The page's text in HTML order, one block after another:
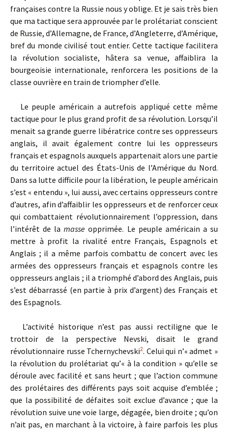
françaises contre la Russie nous y oblige. Et je sais très bien
que ma tactique sera approuvée par le prolétariat conscient
de Russie, d’Allemagne, de France, d’Angleterre, d’Amérique,
bref du monde civilisé tout entier. Cette tactique facilitera
la révolution socialiste, hâtera sa venue, affaiblira la
bourgeoisie internationale, renforcera les positions de la
classe ouvrière en train de triompher d’elle.
Le peuple américain a autrefois appliqué cette même
tactique pour le plus grand profit de sa révolution. Lorsqu’il
menait sa grande guerre libératrice contre ses oppresseurs
anglais, il avait également contre lui les oppresseurs
français et espagnols auxquels appartenait alors une partie
du territoire actuel des États-Unis de l’Amérique du Nord.
Dans sa lutte difficile pour la libération, le peuple américain
s’est « entendu », lui aussi, avec certains oppresseurs contre
d’autres, afin d’affaiblir les oppresseurs et de renforcer ceux
qui combattaient révolutionnairement l’oppression, dans
l’intérêt de lamasse opprimée. Le peuple américain a su
mettre à profit la rivalité entre Français, Espagnols et
Anglais ; il a même parfois combattu de concert avec les
armées des oppresseurs français et espagnols contre les
oppresseurs anglais ; il a triomphé d’abord des Anglais, puis
s’est débarrassé (en partie à prix d’argent) des Français et
des Espagnols.
L’activité historique n’est pas aussi rectiligne que le
trottoir de la perspective Nevski, disait le grand
révolutionnaire russe Tchernychevski2. Celui qui n’« admet »
la révolution du prolétariat qu’« à la condition » qu’elle se
déroule avec facilité et sans heurt ; que l’action commune
des prolétaires des différents pays soit acquise d’emblée ;
que la possibilité de défaites soit exclue d’avance ; que la
révolution suive une voie large, dégagée, bien droite ; qu’on
n’ait pas, en marchant à la victoire, à faire parfois les plus